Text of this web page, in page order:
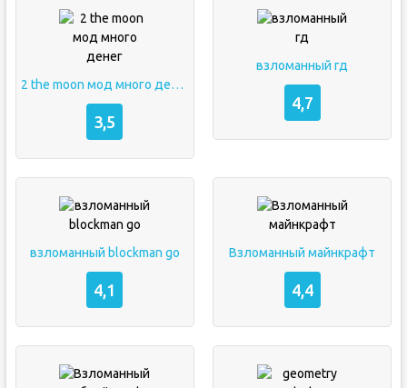
2 the moon мод много денег
3,5
взломанный гд
4,7
взломанный blockman go
4,1
Взломанный майнкрафт
4,4